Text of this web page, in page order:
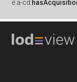
è a-cd: